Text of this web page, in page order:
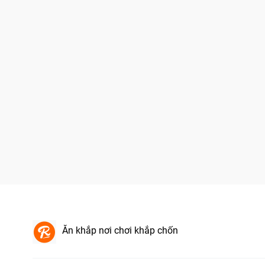
Ăn khắp nơi chơi khắp chốn